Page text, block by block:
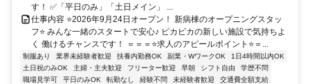
す！ ✅「平日のみ」「土日メイン」 ...
仕事内容 ⭐2026年9月24日オープン！ 新病棟のオープニングスタッ
フ⭐ みんな一緒のスタートで安心♪ ピカピカの新しい施設で気持ちよ
く 働けるチャンスです！ ＝＝＝⭐求人のアピールポイント⭐＝...
制服あり 業界未経験者歓迎 扶養内勤務OK 副業・WワークOK
1日4時間以内OK
土日祝のみOK
主婦・主夫歓迎 フリーター歓迎 早朝 シフト自由
学歴不問
職場見学可
平日のみOK 転勤なし 経験不問 未経験者歓迎
交通費全額支給